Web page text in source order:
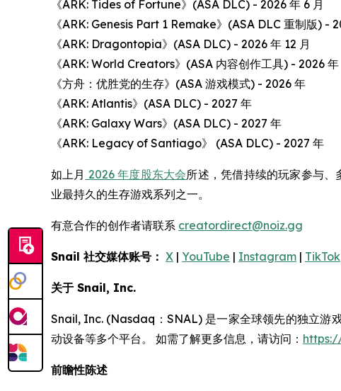
《ARK: Tides of Fortune》(ASA DLC) - 2026 年 6 月
《ARK: Genesis Part 1 Remake》(ASA DLC 重制版) -
《ARK: Dragontopia》(ASA DLC) - 2026 年 12 月
《ARK: World Creators》(ASA 内容创作工具) - 2026 年
《方舟：优胜党的生存》(ASA 游戏模式) - 2026 年
《ARK: Atlantis》(ASA DLC) - 2027 年
《ARK: Galaxy Wars》(ASA DLC) - 2027 年
《ARK: Legacy of Santiago》 (ASA DLC) - 2027 年
如上月 2026 年度股东大会所述，凭借持续的玩家参与
业最持久的生存游戏系列之一。
有意合作的创作者请联系 creatordirect@noiz.gg
Snail 社交媒体账号： X | YouTube | Instagram | TikTok
关于 Snail, Inc.
Snail, Inc. (Nasdaq：SNAL) 是一家全球领先的独立游
动设备等多个平台。 如需了解更多信息，请访问：
前瞻性陈述